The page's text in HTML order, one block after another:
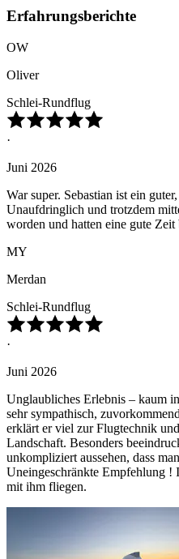
Erfahrungsberichte
OW
Oliver
Schlei-Rundflug
·
Juni 2026
War super. Sebastian ist ein
Unaufdringlich und trotzdem
worden und hatten eine gute
MY
Merdan
Schlei-Rundflug
·
Juni 2026
Unglaubliches Erlebnis – kaum
sehr sympathisch,
erklärt er viel zur Flugtechnik
Landschaft. Besonders
unkompliziert aussehen, dass
Uneingeschränkte Empfehlung !
mit ihm fliegen.